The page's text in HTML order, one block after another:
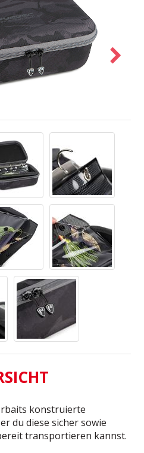
konstruierte
du diese sicher sowie
transportieren kannst.